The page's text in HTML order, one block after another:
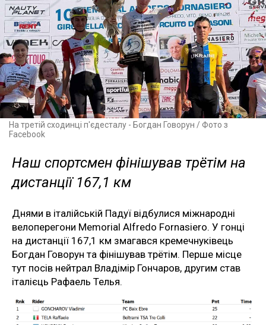
На третій сходинці п'єдесталу - Богдан Говорун / Фото з
Facebook
Наш спортсмен фінішував трётім на
дистанції 167,1 км
Днями в італійській Падуї відбулися міжнародні
велоперегони Memorial Alfredo Fornasiero. У гонці
на дистанції 167,1 км змагався кремечнуківець
Богдан Говорун та фінішував трётім. Перше місце
тут посів нейтрал Владімір Гончаров, другим став
італієць Рафаель Телья.